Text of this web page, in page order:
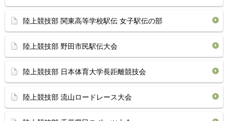
陸上競技部 関東高等学校駅伝 女子駅伝の部
陸上競技部 野田市民駅伝大会
陸上競技部 日本体育大学長距離競技会
陸上競技部 流山ロードレース大会